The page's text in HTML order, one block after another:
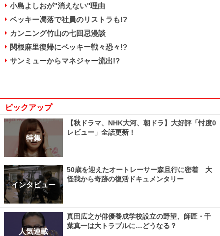
小島よしおが"消えない"理由
ベッキー凋落で社員のリストラも!?
カンニング竹山の七回忌漫談
関根麻里復帰にベッキー戦々恐々!?
サンミューからマネジャー流出!?
ピックアップ
特集
【秋ドラマ、NHK大河、朝ドラ】大好評「忖度0
レビュー」全話更新！
インタビュー
50歳を迎えたオートレーサー森且行に密着 大
怪我から奇跡の復活ドキュメンタリー
人気連載
真田広之が俳優養成学校設立の野望、師匠・千
葉真一は大トラブルに…どうなる？